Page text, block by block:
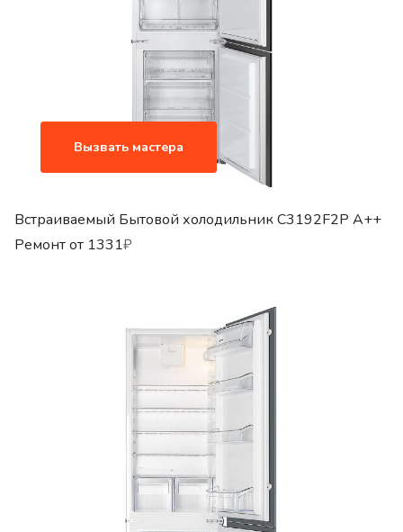
Вызвать мастера
Встраиваемый Бытовой холодильник C3192F2P A++
Ремонт от 1331₽